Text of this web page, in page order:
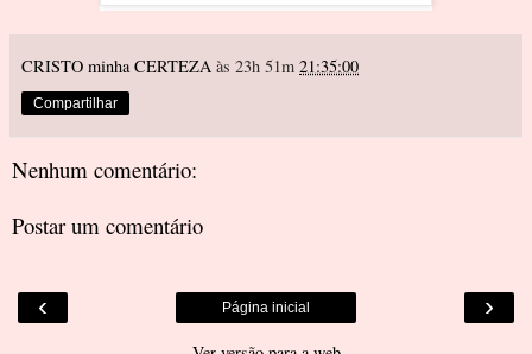
CRISTO minha CERTEZA às 23h 51m 21:35:00
Compartilhar
Nenhum comentário:
Postar um comentário
‹ ›
Página inicial